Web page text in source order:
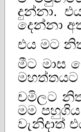
දුන්නා.
දෙන්නා
එය මට
මීට මාස
මහත්තයට
චමිලට
මම
වැනිදාත්